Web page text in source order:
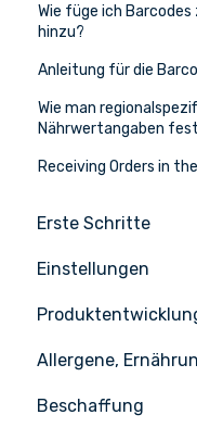
Wie füge ich
hinzu?
Anleitung für die
Wie man
Nährwertangaben
Receiving Orders in
Erste Schritte
Die Grundlagen
Apicbase
Infos & Hilfe
Einstellungen
Einstellungen
Inhaltsstoffen
Rezepte
Allergene,
Beschaffung